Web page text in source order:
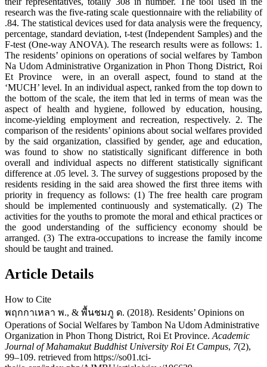
research was the five-rating scale questionnaire with the reliability of
.84. The statistical devices used for data analysis were the frequency,
percentage, standard deviation, t-test (Independent Samples) and the
F-test (One-way ANOVA). The research results were as follows: 1.
The residents’ opinions on operations of social welfares by Tambon
Na Udom Administrative Organization in Phon Thong District, Roi
Et Province were, in an overall aspect, found to stand at the
‘MUCH’ level. In an individual aspect, ranked from the top down to
the bottom of the scale, the item that led in terms of mean was the
aspect of health and hygiene, followed by education, housing,
income-yielding employment and recreation, respectively. 2. The
comparison of the residents’ opinions about social welfares provided
by the said organization, classified by gender, age and education,
was found to show no statistically significant difference in both
overall and individual aspects no different statistically significant
difference at .05 level. 3. The survey of suggestions proposed by the
residents residing in the said area showed the first three items with
priority in frequency as follows: (1) The free health care program
should be implemented continuously and systematically. (2) The
activities for the youths to promote the moral and ethical practices or
the good understanding of the sufficiency economy should be
arranged. (3) The extra-occupations to increase the family income
should be taught and trained.
Article Details
How to Cite
พฤกกาเหลา พ., & พื้นชมภู ด. (2018). Residents’ Opinions on
Operations of Social Welfares by Tambon Na Udom Administrative
Organization in Phon Thong District, Roi Et Province. Academic
Journal of Mahamakut Buddhist University Roi Et Campus, 7(2),
99–109. retrieved from https://so01.tci-